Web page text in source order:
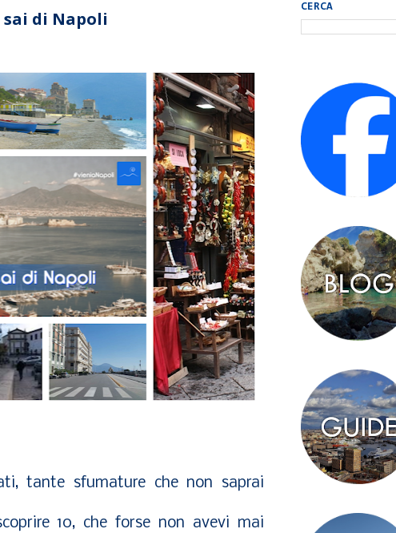
sai di Napoli
tante sfumature che non saprai
10, che forse non avevi mai
CERCA